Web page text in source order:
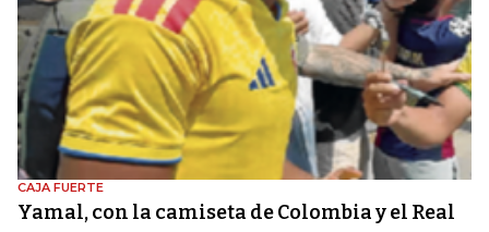
CAJA FUERTE
Yamal, con la camiseta de Colombia y el Real